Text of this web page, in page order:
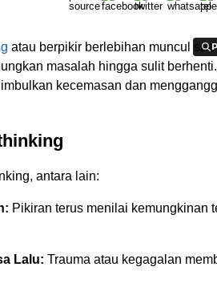
atau berpikir berlebihan muncul saat
masalah hingga sulit berhenti.
kecemasan dan
antara lain:
Pikiran terus menilai kemungkinan
Lalu: Trauma atau kegagalan